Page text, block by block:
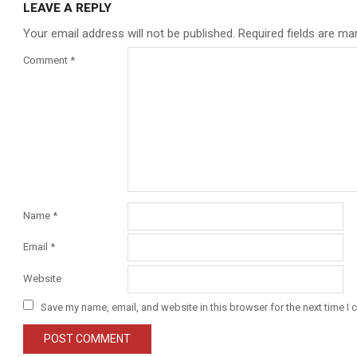
LEAVE A REPLY
Your email address will not be published. Required fields are
Comment *
Name *
Email *
Website
Save my name, email, and website in this browser for the next time I